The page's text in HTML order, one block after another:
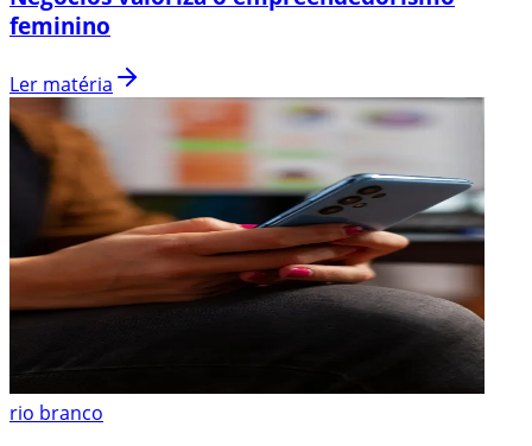
feminino
Ler matéria
rio branco